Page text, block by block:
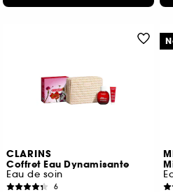
CLARINS
Coffret Eau Dynamisante
Eau de soin
6